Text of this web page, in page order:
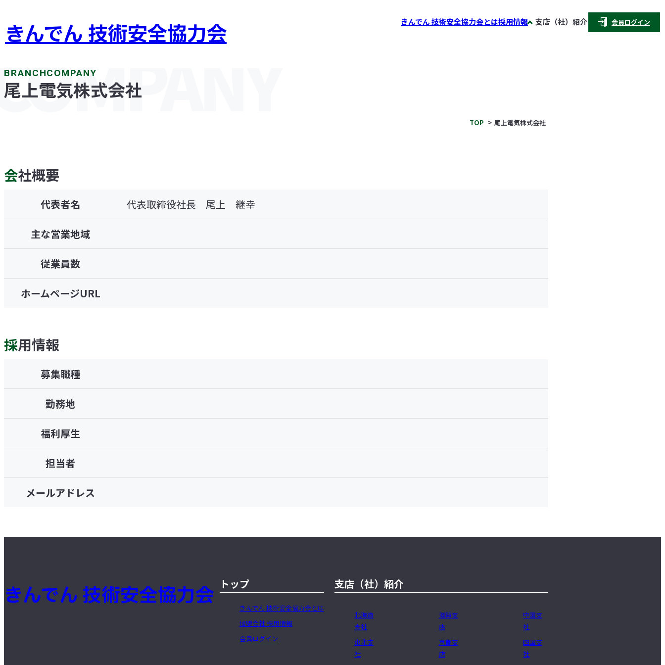
きんでん 技術安全協力会 きんでん 技術安全協力会とは採用情報 支店（社）紹介 会員ログイン
COMPANY
尾上電気株式会社
TOP 尾上電気株式会社
会社概要
代表者名 代表取締役社長 尾上 継幸
主な営業地域
従業員数
ホームページURL
採用情報
募集職種
勤務地
福利厚生
担当者
メールアドレス
きんでん 技術安全協力会 トップ
きんでん 技術安全協力会とは
加盟会社 採用情報
会員ログイン
支店（社）紹介
北海道
支社
東北支
社
滋賀支
店
京都支
店
中国支
社
四国支
社